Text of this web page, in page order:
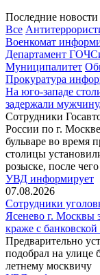
Последние новости
Все
Военкомат
Департамент
Муниципалитет
Прокуратура
На юго-западе
задержали
Сотрудники
России по г.
бульваре во время
столицы
розыске, после
УВД информирует
07.08.2026
Сотрудники
Ясенево г. Москвы
краже с
Предварительно
подобрал на улице
летнему москвичу